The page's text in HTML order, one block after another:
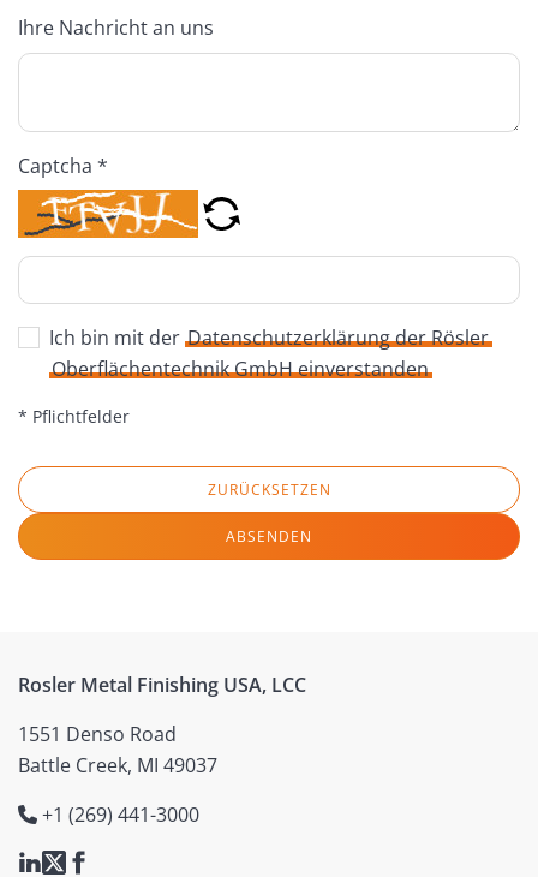
Ihre Nachricht an uns
Captcha *
Ich bin mit der Datenschutzerklärung der Rösler
Oberflächentechnik GmbH einverstanden
* Pflichtfelder
ZURÜCKSETZEN
ABSENDEN
Rosler Metal Finishing USA, LCC
1551 Denso Road
Battle Creek, MI 49037
+1 (269) 441-3000